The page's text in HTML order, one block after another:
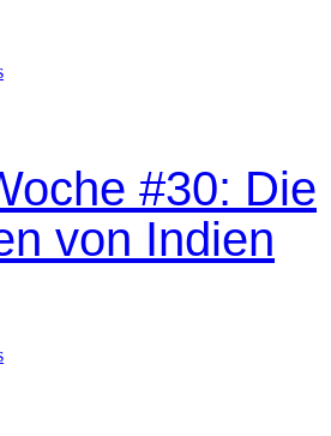
#30: Die
von Indien